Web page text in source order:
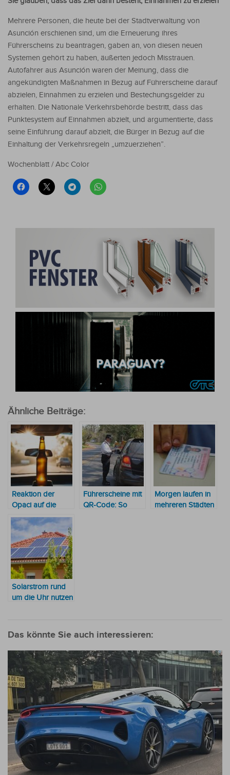
Mehrere Personen, die heute bei der Stadtverwaltung von
Asunción erschienen sind, um die Erneuerung ihres
Führerscheins zu beantragen, gaben an, von diesen neuen
Systemen gehört zu haben, äußerten jedoch Misstrauen.
Autofahrer aus Asunción waren der Meinung, dass die
angekündigten Maßnahmen in Bezug auf Führerscheine darauf
abzielen, Einnahmen zu erzielen und Bestechungsgelder zu
erhalten. Die Nationale Verkehrsbehörde bestritt, dass das
Punktesystem auf Einnahmen abzielt, und argumentierte, dass
seine Einführung darauf abzielt, die Bürger in Bezug auf die
Einhaltung der Verkehrsregeln „umzuerziehen”.
Wochenblatt / Abc Color
Ähnliche Beiträge:
Reaktion der
Opaci auf die
Erteilung von
Führerscheinen an
Minderjährige
Führerscheine mit
QR-Code: So
Morgen laufen in
mehreren Städten
Solarstrom rund
um die Uhr nutzen
Systemen
Das könnte Sie auch interessieren: